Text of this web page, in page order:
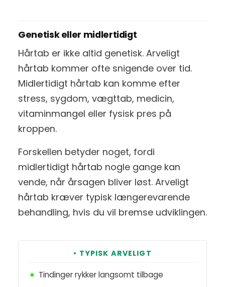
Genetisk eller midlertidigt
Hårtab er ikke altid genetisk. Arveligt
hårtab kommer ofte snigende over tid.
Midlertidigt hårtab kan komme efter
stress, sygdom, vægttab, medicin,
vitaminmangel eller fysisk pres på
kroppen.
Forskellen betyder noget, fordi
midlertidigt hårtab nogle gange kan
vende, når årsagen bliver løst. Arveligt
hårtab kræver typisk længerevarende
behandling, hvis du vil bremse udviklingen.
• TYPISK ARVELIGT
Tindinger rykker langsomt tilbage